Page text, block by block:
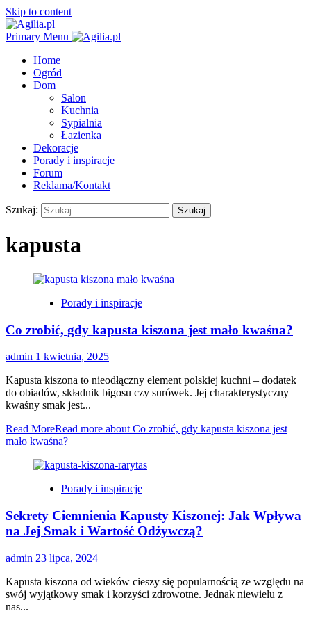
Skip to content
Primary Menu
Home
Ogród
Dom
Salon
Kuchnia
Sypialnia
Łazienka
Dekoracje
Porady i inspiracje
Forum
Reklama/Kontakt
Szukaj:
kapusta
Porady i inspiracje
Co zrobić, gdy kapusta kiszona jest mało kwaśna?
admin 1 kwietnia, 2025
Kapusta kiszona to nieodłączny element polskiej kuchni – dodatek
do obiadów, składnik bigosu czy surówek. Jej charakterystyczny
kwaśny smak jest...
Read MoreRead more about Co zrobić, gdy kapusta kiszona jest
mało kwaśna?
Porady i inspiracje
Sekrety Ciemnienia Kapusty Kiszonej: Jak Wpływa
na Jej Smak i Wartość Odżywczą?
admin 23 lipca, 2024
Kapusta kiszona od wieków cieszy się popularnością ze względu na
swój wyjątkowy smak i korzyści zdrowotne. Jednak niewielu z
nas...